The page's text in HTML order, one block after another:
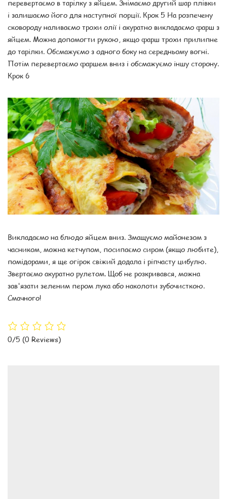
перевертаємо в тарілку з яйцем. Знімаємо другий шар плівки
і залишаємо його для наступної порції. Крок 5 На розпечену
сковороду наливаємо трохи олії і акуратно викладаємо фарш з
яйцем. Можна допомогти рукою, якщо фарш трохи прилипне
до тарілки. Обсмажуємо з одного боку на середньому вогні.
Потім перевертаємо фаршем вниз і обсмажуємо іншу сторону.
Крок 6
Викладаємо на блюдо яйцем вниз. Змащуємо майонезом з
часником, можна кетчупом, посипаємо сиром (якщо любите),
помідорами, я ще огірок свіжий додала і ріпчасту цибулю.
Звертаємо акуратно рулетом. Щоб не розкривався, можна
зав'язати зеленим пером лука або наколоти зубочисткою.
Смачного!
0/5 (0 Reviews)